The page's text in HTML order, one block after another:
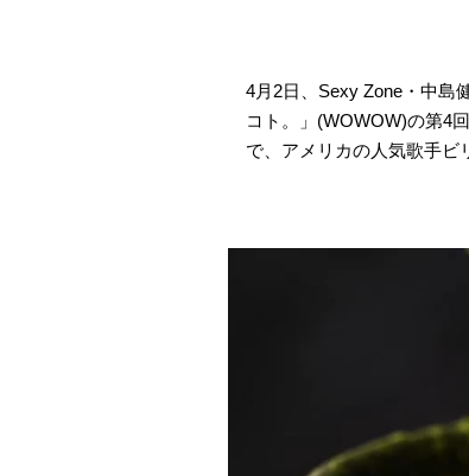
4月2日、Sexy Zone・中島
コト。」(WOWOW)の第4
で、アメリカの人気歌手ビ